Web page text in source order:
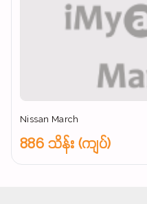
Nissan March
886 သိန်း (ကျပ်)